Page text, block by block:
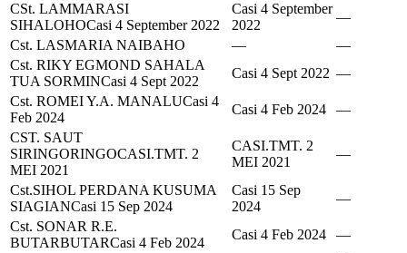
CSt. LAMMARASI
SIHALOHOCasi 4 September 2022
Casi 4 September
2022
—
Cst. LASMARIA NAIBAHO
—
—
Cst. RIKY EGMOND SAHALA
TUA SORMINCasi 4 Sept 2022
Casi 4 Sept 2022 —
Cst. ROMEI Y.A. MANALUCasi 4
Feb 2024
Casi 4 Feb 2024
—
CST. SAUT
SIRINGORINGOCASI.TMT. 2
MEI 2021
CASI.TMT. 2
MEI 2021
—
Cst.SIHOL PERDANA KUSUMA
SIAGIANCasi 15 Sep 2024
Casi 15 Sep
2024
—
Cst. SONAR R.E.
BUTARBUTARCasi 4 Feb 2024
Casi 4 Feb 2024 —